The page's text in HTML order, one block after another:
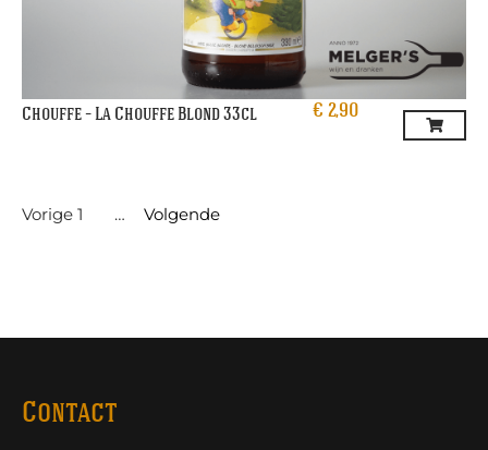
Chouffe – La Chouffe Blond 33cl € 2,90
Vorige 1 … Volgende
Contact